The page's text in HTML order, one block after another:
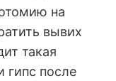
на
вывих
такая
гипс после